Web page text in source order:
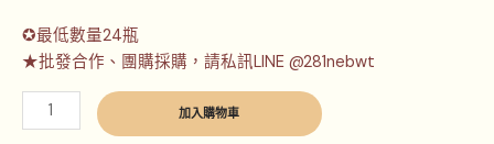
✪最低數量24瓶
★批發合作、團購採購，請私訊LINE @281nebwt
加入購物車